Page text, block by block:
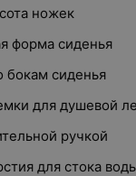
ножек
форма сиденья
бокам сиденья
для душевой
ручкой
для стока